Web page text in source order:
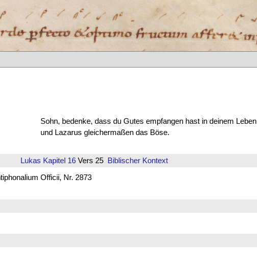
Sohn, bedenke, dass du Gutes empfangen hast in deinem Leben
und Lazarus gleichermaßen das Böse.
Lukas Kapitel 16Vers 25 Biblischer Kontext
Officii, Nr. 2873